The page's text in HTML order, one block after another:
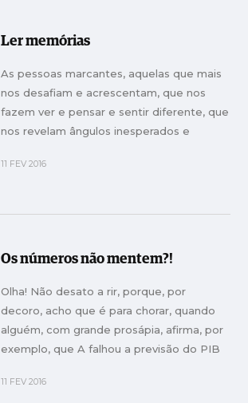
Ler memórias
As pessoas marcantes, aquelas que mais
nos desafiam e acrescentam, que nos
fazem ver e pensar e sentir diferente, que
nos revelam ângulos inesperados e
heróis grandiosos
11 FEV 2016
Os números não mentem?!
Olha! Não desato a rir, porque, por
decoro, acho que é para chorar, quando
alguém, com grande prosápia, afirma, por
exemplo, que A falhou a previsão do PIB
1,2%.
11 FEV 2016